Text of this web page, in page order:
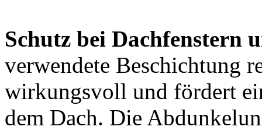
Schutz bei Dachfenstern
verwendete Beschichtung
wirkungsvoll und fördert
dem Dach. Die